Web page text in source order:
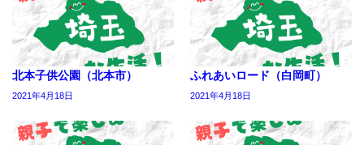
北本子供公園（北本市）
2021年4月18日
ふれあいロード（白岡町）
2021年4月18日